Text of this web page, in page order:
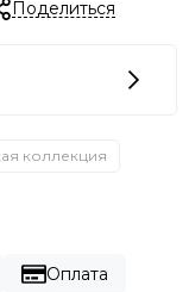
Поделиться
коллекция
Оплата